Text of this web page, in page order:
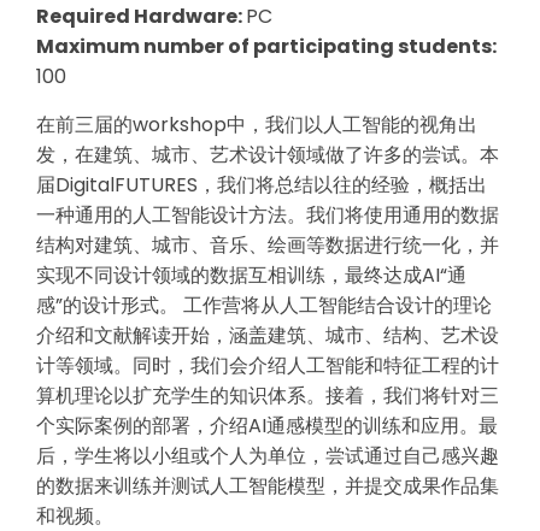
Required Hardware:PC
Maximum number of participating students:
100
在前三届的workshop中，我们以人工智能的视角出
发，在建筑、城市、艺术设计领域做了许多的尝试。本
届DigitalFUTURES，我们将总结以往的经验，概括出
一种通用的人工智能设计方法。我们将使用通用的数据
结构对建筑、城市、音乐、绘画等数据进行统一化，并
实现不同设计领域的数据互相训练，最终达成AI“通
感”的设计形式。 工作营将从人工智能结合设计的理论
介绍和文献解读开始，涵盖建筑、城市、结构、艺术设
计等领域。同时，我们会介绍人工智能和特征工程的计
算机理论以扩充学生的知识体系。接着，我们将针对三
个实际案例的部署，介绍AI通感模型的训练和应用。最
后，学生将以小组或个人为单位，尝试通过自己感兴趣
的数据来训练并测试人工智能模型，并提交成果作品集
和视频。